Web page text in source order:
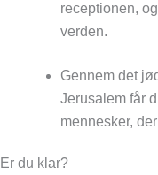
receptionen,
verden.
Gennem det
Jerusalem får
mennesker,
Er du klar?